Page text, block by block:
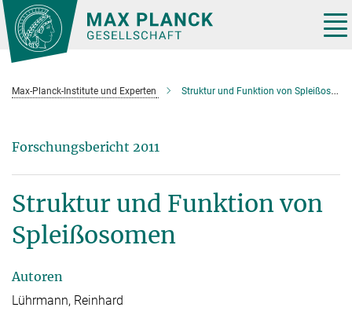
Hauptinhalt
Max-Planck-Institute und Experten Struktur und Funktion von Spleißosomen
Forschungsbericht 2011
Struktur und Funktion von
Spleißosomen
Autoren
Lührmann, Reinhard